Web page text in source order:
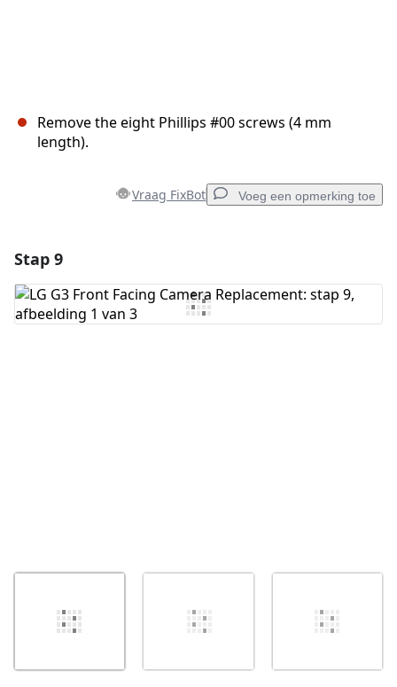
Remove the eight Phillips #00 screws (4 mm
length).
Vraag FixBot Voeg een opmerking toe
Voeg opmerking toe
Stap 9